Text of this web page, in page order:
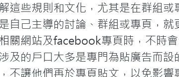
這些規則和文化，尤其是在群組或
自己主導的討論、群組或專頁，就
關網站及facebook專頁時，不時
及的戶口大多是專門為貼廣告而設
不讓他們再於專頁貼文，以免影響